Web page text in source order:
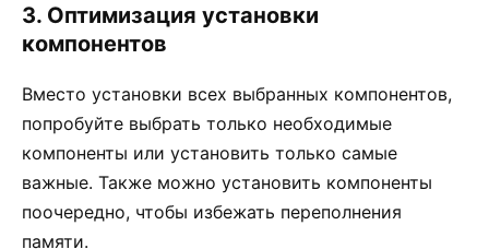
3. Оптимизация установки
компонентов
Вместо установки всех выбранных компонентов,
попробуйте выбрать только необходимые
компоненты или установить только самые
важные. Также можно установить компоненты
поочередно, чтобы избежать переполнения
памяти.